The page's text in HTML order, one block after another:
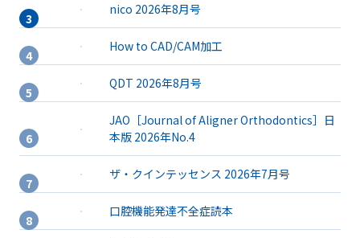
nico 2026年8月号
How to CAD/CAM加工
QDT 2026年8月号
JAO［Journal of Aligner Orthodontics］日
本版 2026年No.4
ザ・クインテッセンス 2026年7月号
口腔機能発達不全症読本